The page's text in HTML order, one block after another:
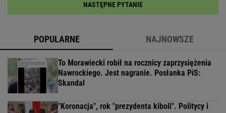
NASTĘPNE PYTANIE
POPULARNE NAJNOWSZE
To Morawiecki robił na rocznicy zaprzysiężenia
Nawrockiego. Jest nagranie. Posłanka PiS:
Skandal
"Koronacja", rok "prezydenta kiboli". Politycy i